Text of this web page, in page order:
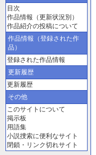
目次
作品情報（更新状況別）
作品紹介の投稿について
作品情報（登録された作
品）
登録された作品情報
更新履歴
更新履歴
その他
このサイトについて
掲示板
用語集
小説捜索に便利なサイト
閉鎖・リンク切れサイト